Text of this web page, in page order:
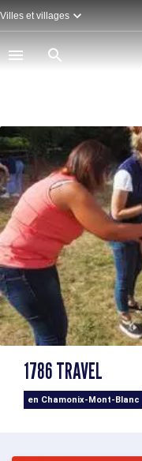
Pasar
al
contenido
principal
Villes et villages
1786 TRAVEL
en Chamonix-Mont-Blanc